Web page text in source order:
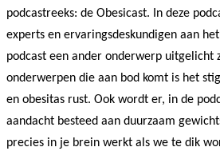
podcastreeks: de Obesicast. In deze
experts en ervaringsdeskundigen aan
podcast een ander onderwerp uitgelicht
onderwerpen die aan bod komt is het
en obesitas rust. Ook wordt er, in de
aandacht besteed aan duurzaam
precies in je brein werkt als we te dik